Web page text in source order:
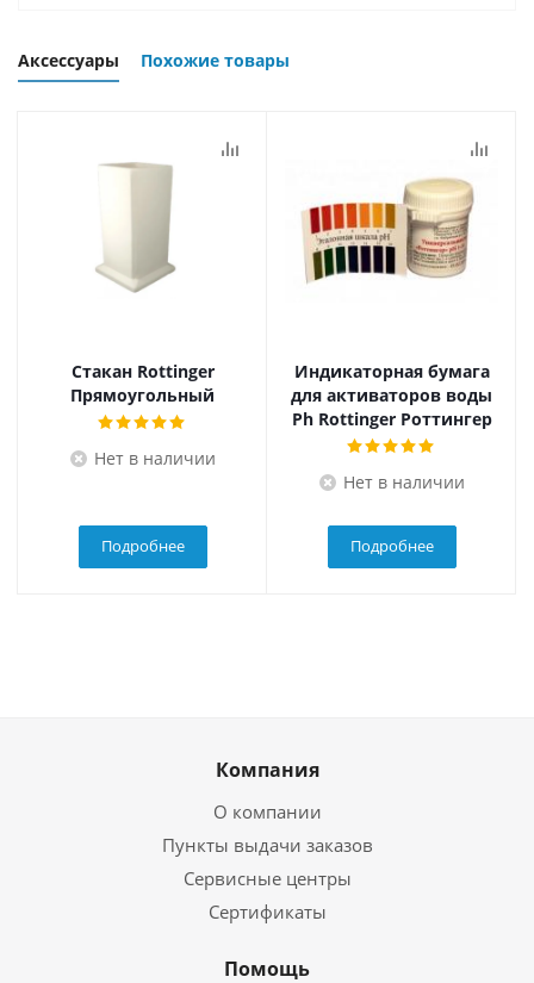
Аксессуары Похожие товары
Стакан Rottinger
Прямоугольный
Нет в наличии
Подробнее
Индикаторная бумага
для активаторов воды
Ph Rottinger Роттингер
Нет в наличии
Подробнее
Компания
О компании
Пункты выдачи заказов
Сервисные центры
Сертификаты
Помощь